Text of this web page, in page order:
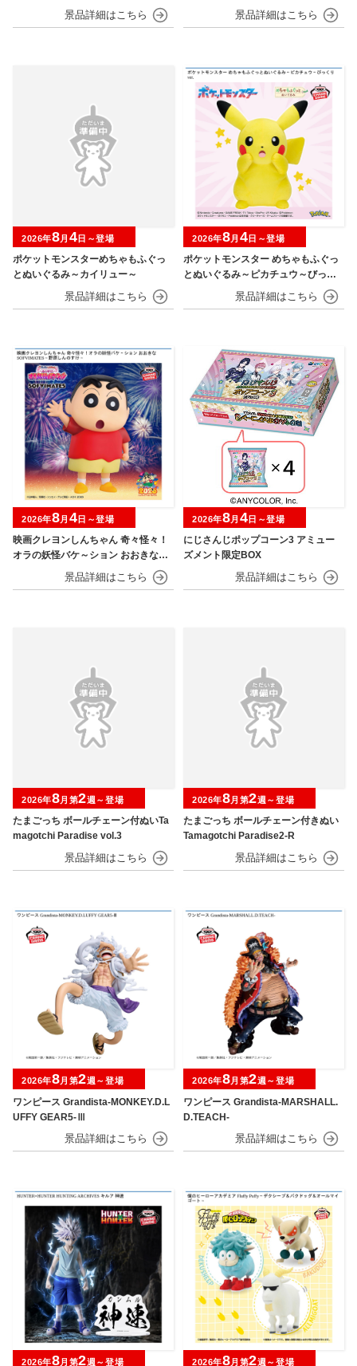
ポケットモンスターめちゃもふぐっ
とぬいぐるみ～カイリュー～
2026年8月 4日～登場
ポケットモンスター めちゃもふぐっ
とぬいぐるみ～ピカチュウ～びっく
2026年8月 4日～登場
映画クレヨンしんちゃん 奇々怪々！
オラの妖怪バケ～ション おおきなSO
FVIMATES～野原しんのすけ～
2026年8月 4日～登場
にじさんじポップコーン3 アミュー
ズメント限定BOX
2026年8月 4日～登場
たまごっち ボールチェーン付ぬいTa
magotchi Paradise vol.3
2026年8月第2週～登場
たまごっち ボールチェーン付きぬい
Tamagotchi Paradise2-R
2026年8月第2週～登場
ワンピース Grandista-MONKEY.D.L
UFFY GEAR5-Ⅲ
2026年8月第2週～登場
ワンピース Grandista-MARSHALL.
D.TEACH-
2026年8月第2週～登場
2026年8月第2週～登場 2026年8月第2週～登場